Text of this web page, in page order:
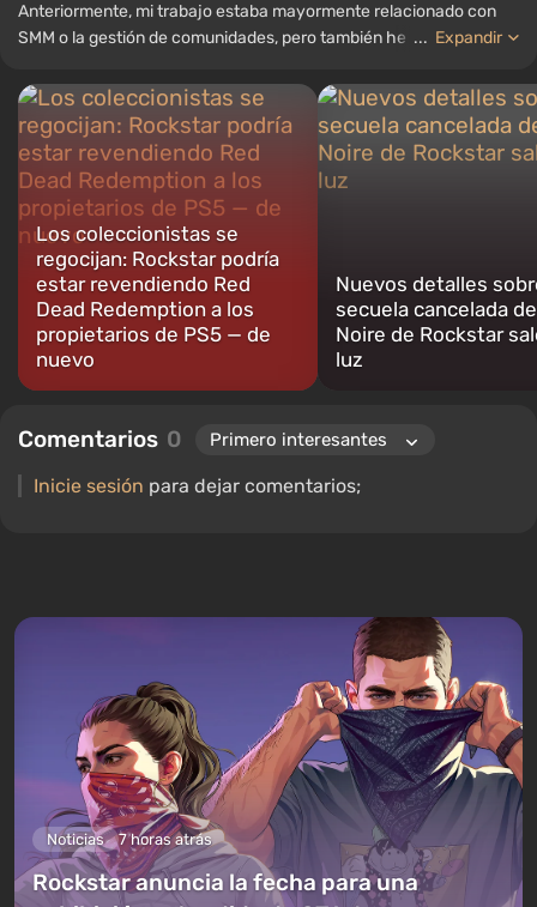
Anteriormente, mi trabajo estaba mayormente relacionado con
SMM o la gestión de comunidades, pero también he trabajado
WePlay.
... Expandir
Los coleccionistas se
regocijan: Rockstar podría
estar revendiendo Red
Dead Redemption a los
propietarios de PS5 — de
nuevo
Nuevos detalles
secuela cancelada
Noire de Rockstar
luz
Comentarios 0
Inicie sesión para dejar comentarios;
Noticias 7 horas atrás
Rockstar anuncia la fecha para una